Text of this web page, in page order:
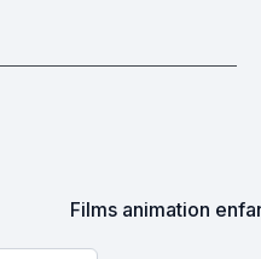
Films animation